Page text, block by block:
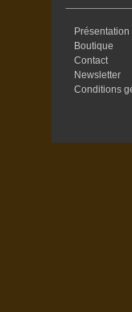
Présentation
Boutique
Contact
Newsletter
Conditions